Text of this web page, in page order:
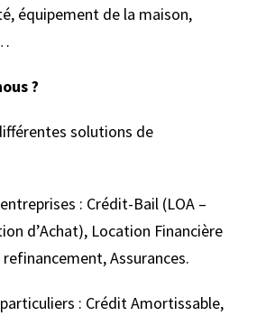
équipement de la maison,
?
solutions de
: Crédit-Bail (LOA –
d’Achat), Location Financière
Assurances.
: Crédit Amortissable,